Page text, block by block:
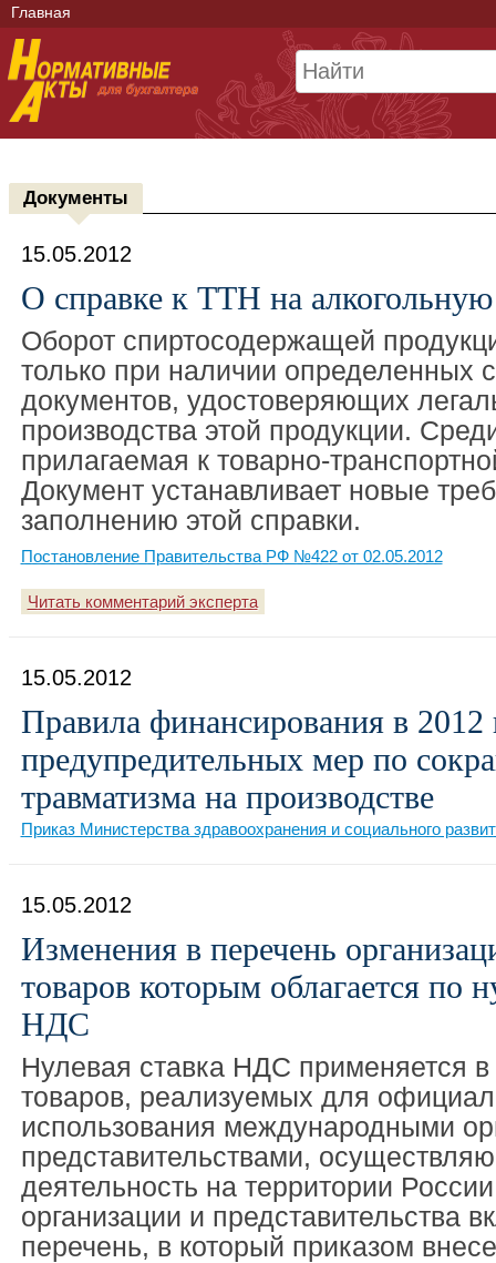
Главная
Документы
15.05.2012
О справке к ТТН на
Оборот спиртосодержащей
только при наличии определенных
документов, удостоверяющих
производства этой продукции.
прилагаемая к товарно-
Документ устанавливает новые
заполнению этой справки.
Постановление Правительства РФ №422 от 02.05.2012
Читать комментарий эксперта
15.05.2012
Правила финансирования в 2012
предупредительных мер по
травматизма на производстве
Приказ Министерства здравоохранения и социального
15.05.2012
Изменения в перечень
товаров которым облагается по
НДС
Нулевая ставка НДС применяется
товаров, реализуемых для
использования международными
представительствами,
деятельность на территории
организации и представительства
перечень, в который приказом